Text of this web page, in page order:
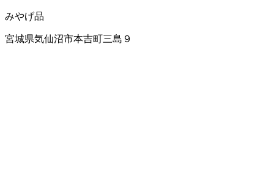
みやげ品
宮城県気仙沼市本吉町三島９